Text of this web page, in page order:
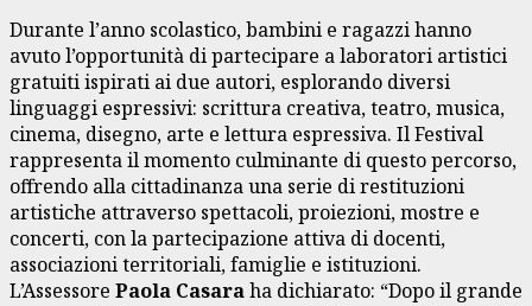
Durante l’anno scolastico, bambini e ragazzi hanno
avuto l’opportunità di partecipare a laboratori artistici
gratuiti ispirati ai due autori, esplorando diversi
linguaggi espressivi: scrittura creativa, teatro, musica,
cinema, disegno, arte e lettura espressiva. Il Festival
rappresenta il momento culminante di questo percorso,
offrendo alla cittadinanza una serie di restituzioni
artistiche attraverso spettacoli, proiezioni, mostre e
concerti, con la partecipazione attiva di docenti,
associazioni territoriali, famiglie e istituzioni.
L’Assessore Paola Casaraha dichiarato: “Dopo il grande